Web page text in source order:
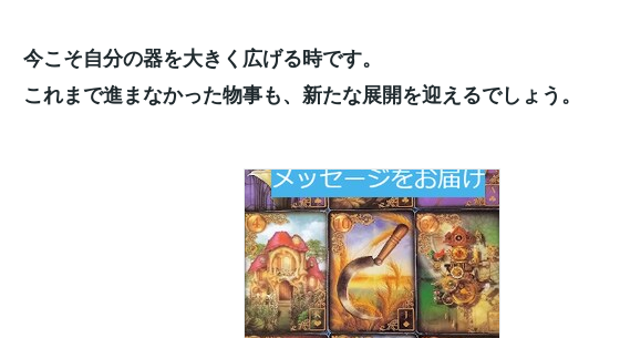
今こそ自分の器を大きく広げる時です。
これまで進まなかった物事も、新たな展開を迎えるでしょう。